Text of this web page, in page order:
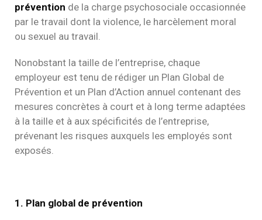
prévention de la charge psychosociale occasionnée
par le travail dont la violence, le harcèlement moral
ou sexuel au travail.
Nonobstant la taille de l’entreprise, chaque
employeur est tenu de rédiger un Plan Global de
Prévention et un Plan d’Action annuel contenant des
mesures concrètes à court et à long terme adaptées
à la taille et à aux spécificités de l’entreprise,
prévenant les risques auxquels les employés sont
exposés.
1. Plan global de prévention